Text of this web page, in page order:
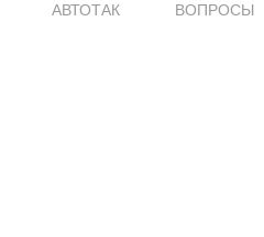
АВТОТАК ВОПРОСЫ